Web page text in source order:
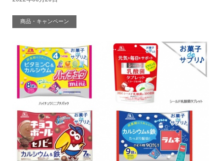
商品・キャンペーン